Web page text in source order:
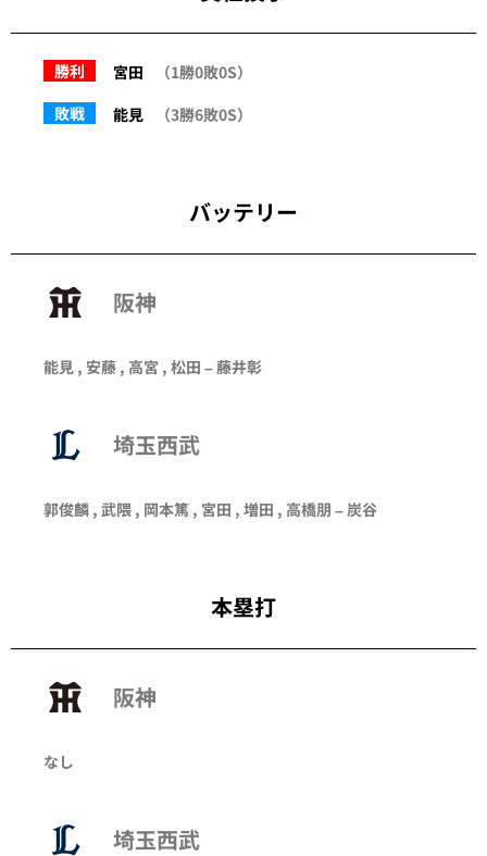
勝利 宮田
（1勝0敗0S）
敗戦
能見 （3勝6敗0S）
バッテリー
阪神
能見 , 安藤 , 高宮 , 松田 – 藤井彰
埼玉西武
郭俊麟 , 武隈 , 岡本篤 , 宮田 , 増田 , 高橋朋 – 炭谷
本塁打
阪神
なし
埼玉西武